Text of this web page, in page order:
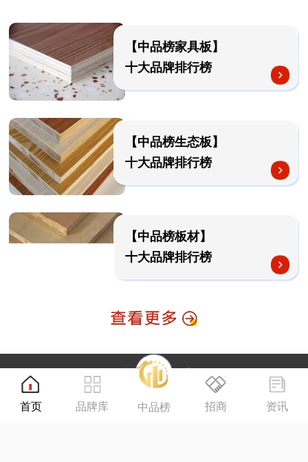
【中品榜家具板】
十大品牌排行榜
【中品榜生态板】
十大品牌排行榜
【中品榜板材】
十大品牌排行榜
PC版本
首页 品牌库 中品榜 招商 资讯